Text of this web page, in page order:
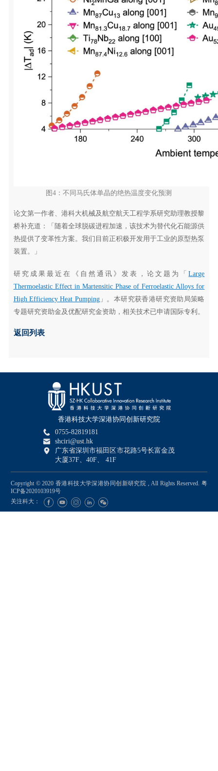
图4：不同马氏体单晶的绝热温度变化预测
论文第一作者、港科大机械及航空航天工程学系研究助理教授黎
桥补充道：「随着全球脱碳进程加速，该技术为替代化石能源供
热提供了变革性方案。我们目前正积极开发用于工业的原型热泵
装置。」
研究成果最近在《自然通讯》发表，论文题为「Large
Thermoelastic Effect in Martensitic Phase of Ferroelastic Alloys for
High Efficiency Heat Pumping」。本研究获香港研究资助局策略
专题研究资助金及优配研究金资助，相关技术已申请国际专利。
返回列表
香港科技大学深港协同创新研究院
0755-82819181
shciri@ust.hk
广东省深圳市福田区市花路5号长富金茂
大厦37F、40F、 41F
Copyright © 2020 香港科技大学深港协同创新研究院 , All Rights Reserved. 粤
ICP备2020103919号
关注科大：